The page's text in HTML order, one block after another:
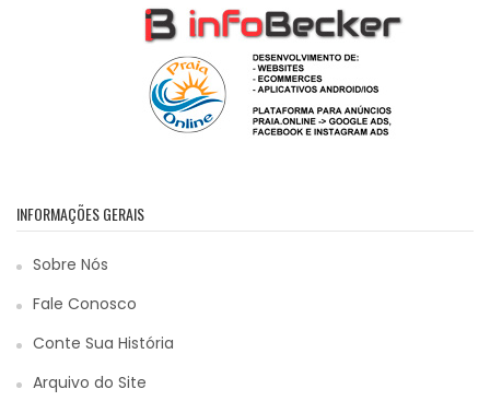
INFORMAÇÕES GERAIS
Sobre Nós
Fale Conosco
Conte Sua História
Arquivo do Site